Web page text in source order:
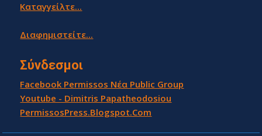
Καταγγείλτε...
Διαφημιστείτε...
Σύνδεσμοι
Facebook Permissos Νέα Public Group
Youtube - Dimitris Papatheodosiou
PermissosPress.Blogspot.Com